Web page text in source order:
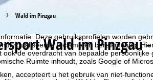
gebruiken we cookies om
Deze gebruiksprofielen worden
reclame en bereikmeting.
ook de overdracht van bepaalde
Ruimte inhoudt, zoals Google of
accepteert u het gebruik van niet-
Wald im Pinzgau
Wald im Pinzgau